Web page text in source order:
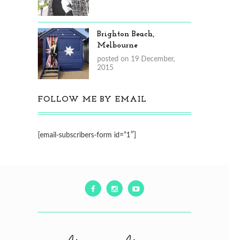
Brighton Beach,
Melbourne
posted on 19 December,
2015
FOLLOW ME BY EMAIL
[email-subscribers-form id=”1″]